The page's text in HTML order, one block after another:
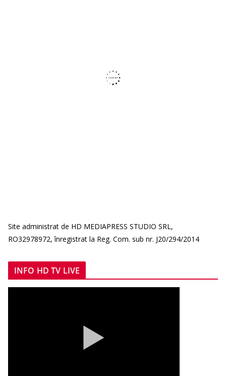
Site administrat de HD MEDIAPRESS STUDIO SRL,
RO32978972, înregistrat la Reg. Com. sub nr. J20/294/2014
INFO HD TV LIVE